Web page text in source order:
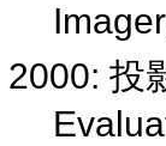
2000: 投